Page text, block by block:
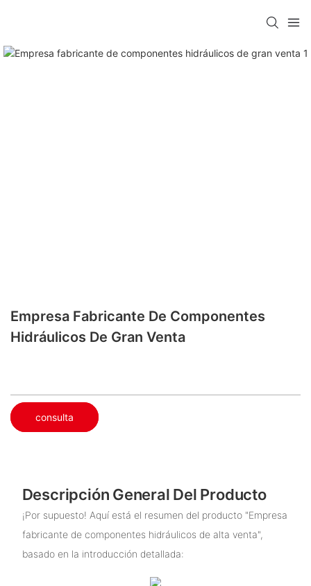
Empresa Fabricante De Componentes
Hidráulicos De Gran Venta
consulta
Descripción General Del Producto
¡Por supuesto! Aquí está el resumen del producto "Empresa
fabricante de componentes hidráulicos de alta venta",
basado en la introducción detallada: